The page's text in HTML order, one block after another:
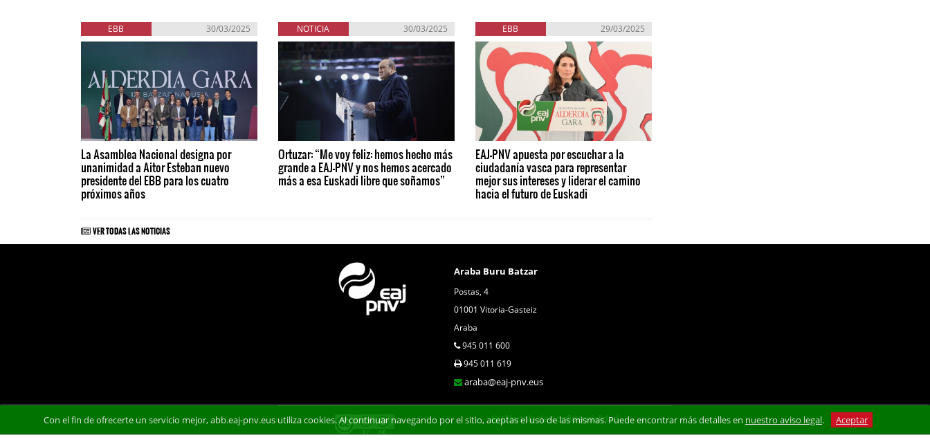
EBB 30/03/2025
La Asamblea Nacional designa por
unanimidad a Aitor Esteban nuevo
presidente del EBB para los cuatro
próximos años
NOTICIA 30/03/2025
Ortuzar: “Me voy feliz: hemos hecho más
grande a EAJ-PNV y nos hemos acercado
más a esa Euskadi libre que soñamos”
EBB 29/03/2025
EAJ-PNV apuesta por escuchar a la
ciudadanía vasca para representar
mejor sus intereses y liderar el camino
hacia el futuro de Euskadi
VER TODAS LAS NOTICIAS
Araba Buru Batzar
Postas, 4
01001 Vitoria-Gasteiz
Araba
945 011 600
945 011 619
araba@eaj-pnv.eus
Cláusula de Confidencialidad
Con el fin de ofrecerte un servicio mejor, abb.eaj-pnv.eus utiliza cookies. Al continuar navegando por el sitio, aceptas el uso de las mismas. Puede encontrar más detalles en nuestro aviso legal. Aceptar